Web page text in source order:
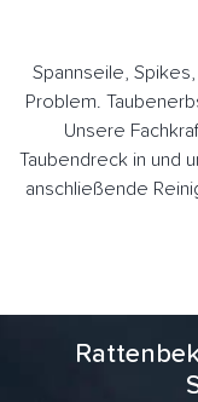
Spannseile,
Problem.
Unsere
Taubendreck in und
anschließende